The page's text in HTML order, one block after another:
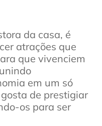
da casa, é
atrações que
que vivenciem
em um só
de prestigiar
os para ser